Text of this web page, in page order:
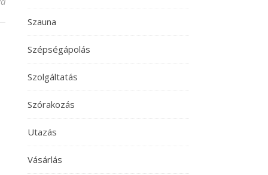
Szauna
Szépségápolás
Szolgáltatás
Szórakozás
Utazás
Vásárlás